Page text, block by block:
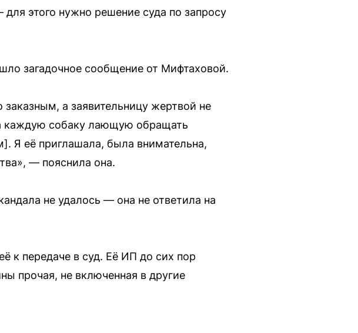
этого нужно решение суда по запросу
загадочное сообщение от Мифтаховой.
а заявительницу жертвой не
каждую собаку лающую обращать
Я её приглашала, была внимательна,
— пояснила она.
не удалось — она не ответила на
к передаче в суд. Её ИП до сих пор
прочая, не включенная в другие